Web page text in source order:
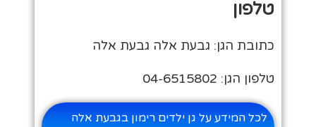
טלפון
כתובת הגן: גבעת אלה גבעת אלה
טלפון הגן: 04-6515802
לכל המידע על גן ילדים רימון בגבעת אלה